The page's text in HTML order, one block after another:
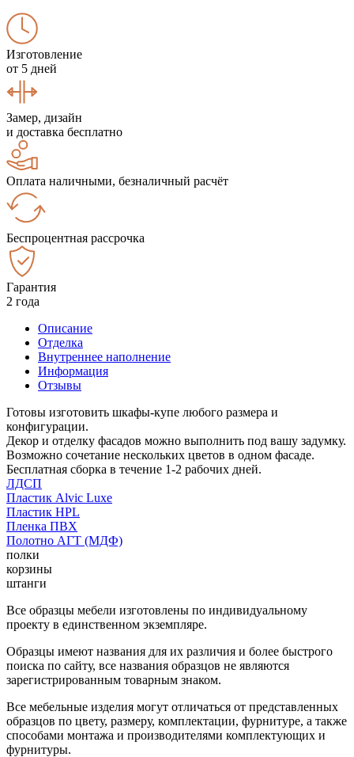
Изготовление
от 5 дней
Замер, дизайн
и доставка бесплатно
Оплата наличными, безналичный расчёт
Беспроцентная рассрочка
Гарантия
2 года
Описание
Отделка
Внутреннее наполнение
Информация
Отзывы
Готовы изготовить шкафы-купе любого размера и
конфигурации.
Декор и отделку фасадов можно выполнить под вашу задумку.
Возможно сочетание нескольких цветов в одном фасаде.
Бесплатная сборка в течение 1-2 рабочих дней.
ЛДСП
Пластик Alvic Luxe
Пластик HPL
Пленка ПВХ
Полотно АГТ (МДФ)
полки
корзины
штанги
Все образцы мебели изготовлены по индивидуальному
проекту в единственном экземпляре.
Образцы имеют названия для их различия и более быстрого
поиска по сайту, все названия образцов не являются
зарегистрированным товарным знаком.
Все мебельные изделия могут отличаться от представленных
образцов по цвету, размеру, комплектации, фурнитуре, а также
способами монтажа и производителями комплектующих и
фурнитуры.